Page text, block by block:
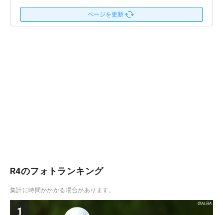
ページを更新
R4のフォトランキング
集計に時間がかかる場合があります。
1